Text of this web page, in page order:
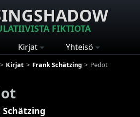
FIKTIOTA
Kirjat Yhteisö
Kirjat Frank Schätzing Pedot
Schätzing